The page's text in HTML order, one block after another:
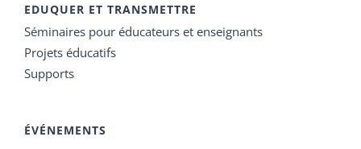
EDUQUER ET TRANSMETTRE
Séminaires pour éducateurs et enseignants
Projets éducatifs
Supports
ÉVÉNEMENTS